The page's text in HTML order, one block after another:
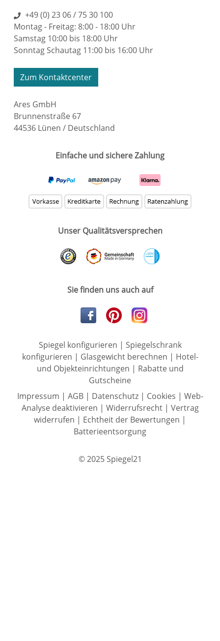
+49 (0) 23 06 / 75 30 100
Montag - Freitag: 8:00 - 18:00 Uhr
Samstag 10:00 bis 18:00 Uhr
Sonntag Schautag 11:00 bis 16:00 Uhr
Zum Kontaktcenter
Ares GmbH
Brunnenstraße 67
44536 Lünen / Deutschland
Einfache und sichere Zahlung
Unser Qualitätsversprechen
Sie finden uns auch auf
Spiegel konfigurieren | Spiegelschrank
konfigurieren | Glasgewicht berechnen | Hotel-
und Objekteinrichtungen | Rabatte und
Gutscheine
Impressum | AGB| Datenschutz| Cookies | Web-
Analyse deaktivieren | Widerrufsrecht| Vertrag
widerrufen | Echtheit der Bewertungen |
Batterieentsorgung
© 2025 Spiegel21